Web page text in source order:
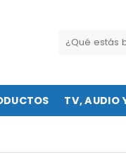
Buscar
por:
TV, AUDIO